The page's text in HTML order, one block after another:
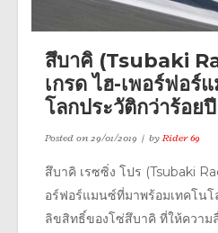
สึบาคิ (Tsubaki
เกรด ไฮ-เพอร์ฟอร์
โลกประวัติกว่าร้อยปี
Posted on29/01/2019 byRider 69
สึบาคิ เรซซิ่ง โปร (Tsubaki
อร์ฟอร์แมนซ์ที่มาพร้อมเทคโนโ
ลิขสิทธิ์ของโซ่สึบาคิ ที่ให้ความ